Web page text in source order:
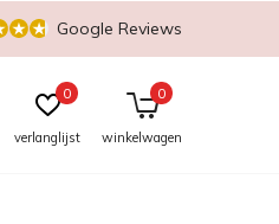
verlanglijst
0
winkelwagen
0
Google Reviews